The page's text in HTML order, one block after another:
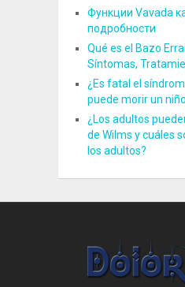
Функции Vavada
подробности
Qué es el Bazo
Síntomas,
¿Es fatal el
puede morir un
¿Los adultos
de Wilms y cuáles
los adultos?